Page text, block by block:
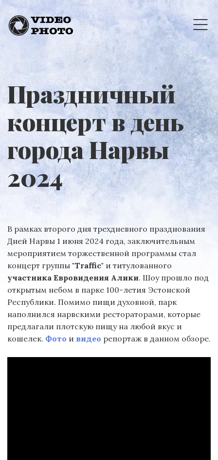
Праздничный
концерт в день
города Нарвы
2024
В рамках второго дня трехдневного празднования
Дней Нарвы 1 июня 2024 года, заключительным
мероприятием торжественной программы стал
концерт группы "Traffic" и титулованного
участника Евровидения Алики. Шоу прошло под
открытым небом в парке 100-летия Эстонской
Республики. Помимо пищи духовной, парк
наполнился нарвскими рестораторами, которые
предлагали плотскую пищу на любой вкус и
кошелек. Фото и видео репортаж в данном обзоре.